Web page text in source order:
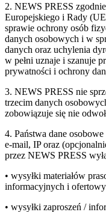
2. NEWS PRESS
Europejskiego i Rady
sprawie ochrony osób
danych osobowych i w
danych oraz uchylenia
w pełni uznaje i szanuje
prywatności i ochrony
3. NEWS PRESS nie
trzecim danych
zobowiązuje się nie
4. Państwa dane
e-mail, IP oraz
przez NEWS PRESS
• wysyłki materiałów
informacyjnych i
• wysyłki zaproszeń /